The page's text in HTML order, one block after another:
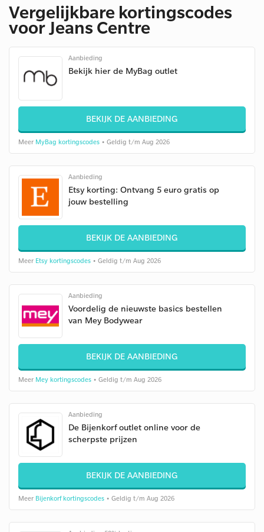
Vergelijkbare kortingscodes
voor Jeans Centre
Aanbieding
Bekijk hier de MyBag outlet
BEKIJK DE AANBIEDING
Meer MyBag kortingscodes • Geldig t/m Aug 2026
Aanbieding
Etsy korting: Ontvang 5 euro gratis op
jouw bestelling
BEKIJK DE AANBIEDING
Meer Etsy kortingscodes • Geldig t/m Aug 2026
Aanbieding
Voordelig de nieuwste basics bestellen
van Mey Bodywear
BEKIJK DE AANBIEDING
Meer Mey kortingscodes • Geldig t/m Aug 2026
Aanbieding
De Bijenkorf outlet online voor de
scherpste prijzen
BEKIJK DE AANBIEDING
Meer Bijenkorf kortingscodes • Geldig t/m Aug 2026